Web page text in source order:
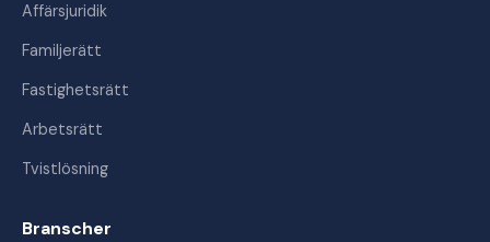
Affärsjuridik
Familjerätt
Fastighetsrätt
Arbetsrätt
Tvistlösning
Branscher